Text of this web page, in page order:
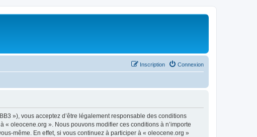
Connexion
Inscription
»), vous acceptez d’être légalement responsable des conditions
« oleocene.org ». Nous pouvons modifier ces conditions à n’importe
même. En effet, si vous continuez à participer à « oleocene.org »